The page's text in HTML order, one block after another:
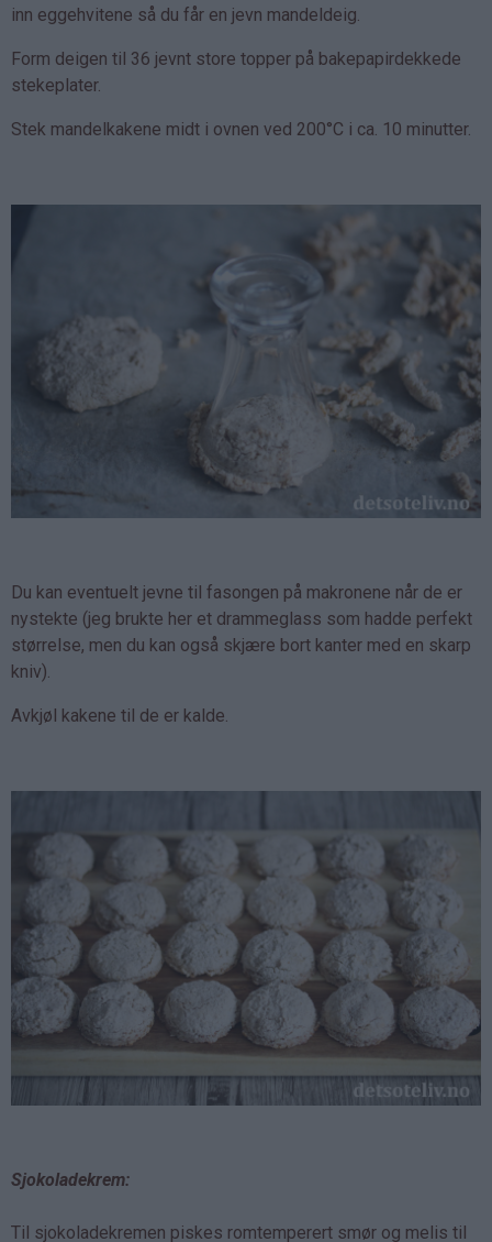
inn eggehvitene så du får en jevn mandeldeig.
Form deigen til 36 jevnt store topper på bakepapirdekkede
stekeplater.
Stek mandelkakene midt i ovnen ved 200°C i ca. 10 minutter.
Du kan eventuelt jevne til fasongen på makronene når de er
nystekte (jeg brukte her et drammeglass som hadde perfekt
størrelse, men du kan også skjære bort kanter med en skarp
kniv).
Avkjøl kakene til de er kalde.
Sjokoladekrem:
Til sjokoladekremen piskes romtemperert smør og melis til